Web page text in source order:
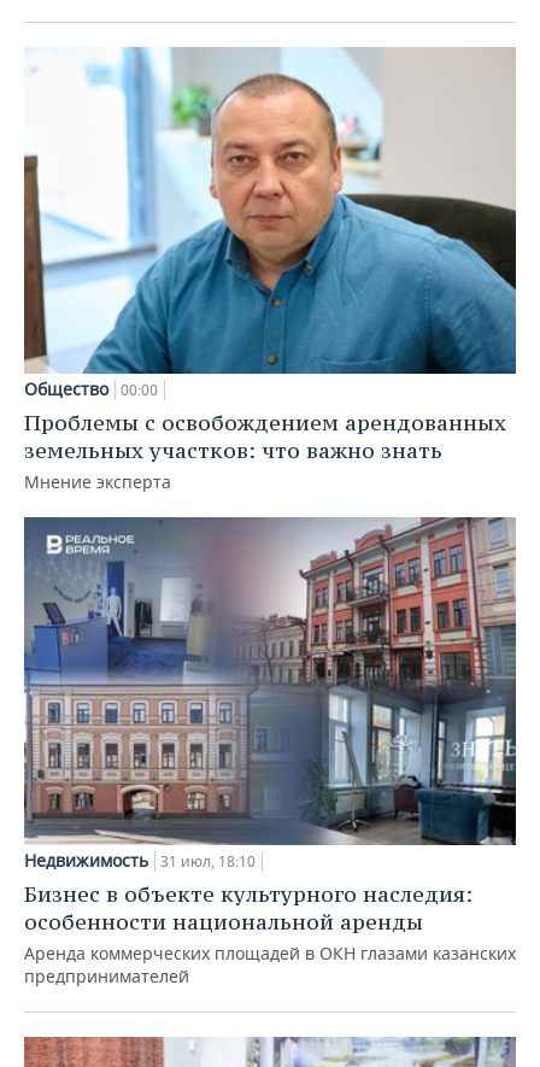
Общество 00:00
Проблемы с освобождением арендованных
земельных участков: что важно знать
Мнение эксперта
Недвижимость 31 июл, 18:10
Бизнес в объекте культурного наследия:
особенности национальной аренды
Аренда коммерческих площадей в ОКН глазами казанских
предпринимателей